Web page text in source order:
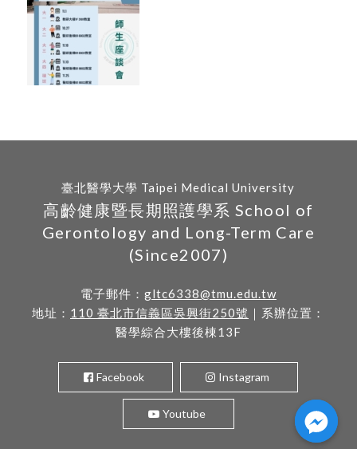
臺北醫學大學 Taipei Medical University
高齡健康暨長期照護學系 School of
Gerontology and Long-Term Care
(Since2007)
電子郵件： gltc6338@tmu.edu.tw
地址： 110 臺北市信義區吳興街250號 ｜系辦位置：
醫學綜合大樓後棟13F
Facebook Instagram
Youtube